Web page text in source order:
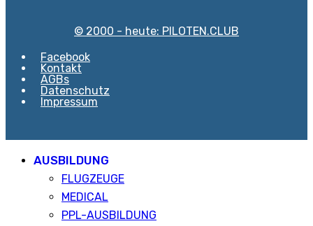
© 2000 - heute: PILOTEN.CLUB
Facebook
Kontakt
AGBs
Datenschutz
Impressum
AUSBILDUNG
FLUGZEUGE
MEDICAL
PPL-AUSBILDUNG